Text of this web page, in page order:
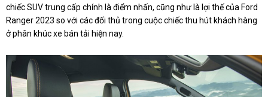
chiếc SUV trung cấp chính là điểm nhấn, cũng như là lợi thế của Ford
Ranger 2023 so với các đối thủ trong cuộc chiếc thu hút khách hàng
ở phân khúc xe bán tải hiện nay.